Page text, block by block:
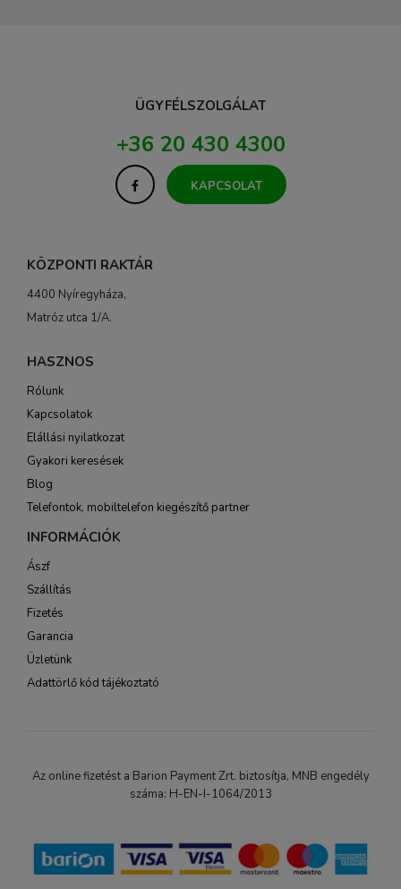
ÜGYFÉLSZOLGÁLAT
+36 20 430 4300
KAPCSOLAT
KÖZPONTI RAKTÁR
4400 Nyíregyháza,
Matróz utca 1/A.
HASZNOS
Rólunk
Kapcsolatok
Elállási nyilatkozat
Gyakori keresések
Blog
Telefontok, mobiltelefon kiegészítő partner
INFORMÁCIÓK
Ászf
Szállítás
Fizetés
Garancia
Üzletünk
Adattörlő kód tájékoztató
Az online fizetést a Barion Payment Zrt. biztosítja, MNB engedély
száma: H-EN-I-1064/2013